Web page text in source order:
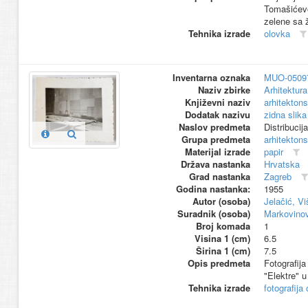
zelene sa
Tehnika izrade
olovka
Inventarna oznaka
MUO-
Naziv zbirke
Arhitektura
Književni naziv
Dodatak nazivu
zidna slika
Naslov predmeta
Grupa predmeta
Materijal izrade
papir
Država nastanka
Hrvatska
Grad nastanka
Zagreb
Godina nastanka:
1955
Autor (osoba)
Jelačić,
Suradnik (osoba)
Broj komada
1
Visina 1 (cm)
6.5
Širina 1 (cm)
7.5
Opis predmeta
"Elektre"
Tehnika izrade
fotografija